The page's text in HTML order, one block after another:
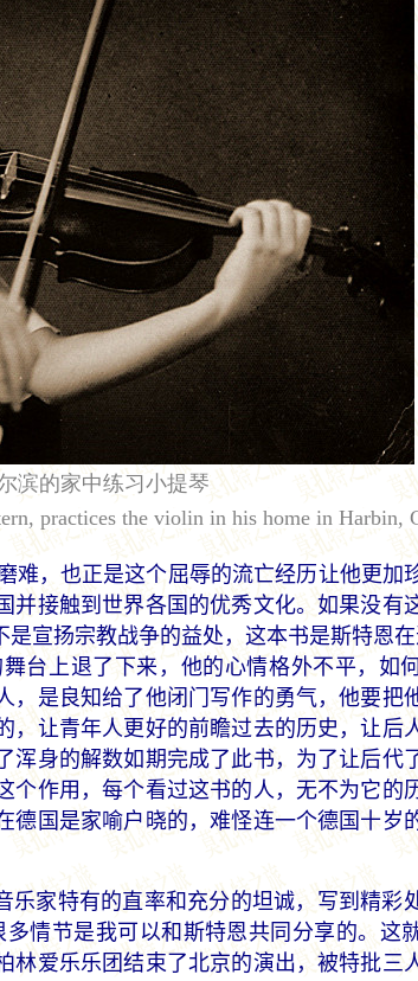
滨的家中练习小提琴
practices the violin in his home in Harbin,
难，也正是这个屈辱的流亡经历让他更加
并接触到世界各国的优秀文化。如果没有
宣扬宗教战争的益处，这本书是斯特恩
台上退了下来，他的心情格外不平，如
是良知给了他闭门写作的勇气，他要把
让青年人更好的前瞻过去的历史，让后
身的解数如期完成了此书，为了让后代
作用，每个看过这书的人，无不为它的
国是家喻户晓的，难怪连一个德国十岁
家特有的直率和充分的坦诚，写到精彩
情节是我可以和斯特恩共同分享的。这
林爱乐乐团结束了北京的演出，被特批三